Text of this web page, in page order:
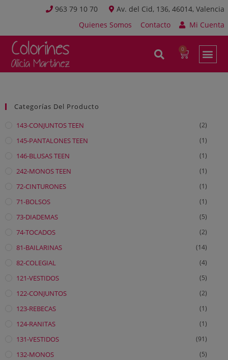
963 79 10 70
Av. del Cid, 136, 46014, Valencia
Quienes Somos
Contacto Mi Cuenta
Categorías Del Producto
143-CONJUNTOS TEEN (2)
145-PANTALONES TEEN (1)
146-BLUSAS TEEN (1)
242-MONOS TEEN (1)
72-CINTURONES (1)
71-BOLSOS (1)
73-DIADEMAS (5)
74-TOCADOS (2)
81-BAILARINAS (14)
82-COLEGIAL (4)
121-VESTIDOS (5)
122-CONJUNTOS (2)
123-REBECAS (1)
124-RANITAS (1)
131-VESTIDOS (91)
132-MONOS (5)